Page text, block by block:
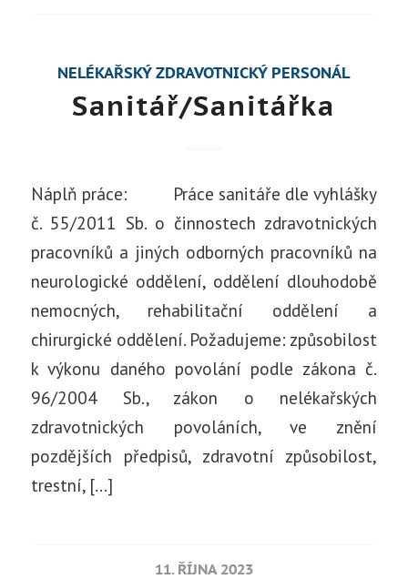
NELÉKAŘSKÝ ZDRAVOTNICKÝ PERSONÁL
Sanitář/Sanitářka
Náplň práce: Práce sanitáře dle vyhlášky
č. 55/2011 Sb. o činnostech zdravotnických
pracovníků a jiných odborných pracovníků na
neurologické oddělení, oddělení dlouhodobě
nemocných, rehabilitační oddělení a
chirurgické oddělení. Požadujeme: způsobilost
k výkonu daného povolání podle zákona č.
96/2004 Sb., zákon o nelékařských
zdravotnických povoláních, ve znění
pozdějších předpisů, zdravotní způsobilost,
trestní, […]
11. ŘÍJNA 2023